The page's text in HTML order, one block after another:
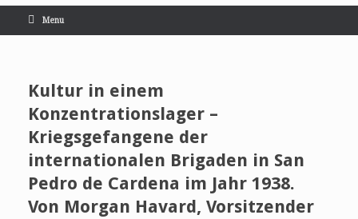
Menu
Kultur in einem
Konzentrationslager –
Kriegsgefangene der
internationalen Brigaden in San
Pedro de Cardena im Jahr 1938.
Von Morgan Havard, Vorsitzender